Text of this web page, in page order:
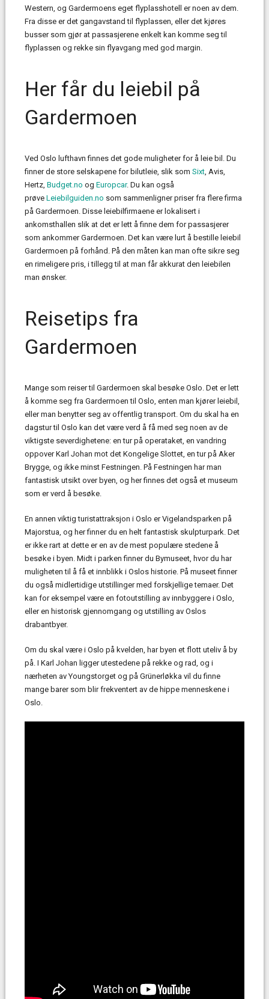
Western, og Gardermoens eget flyplasshotell er noen av dem.
Fra disse er det gangavstand til flyplassen, eller det kjøres
busser som gjør at passasjerene enkelt kan komme seg til
flyplassen og rekke sin flyavgang med god margin.
Her får du leiebil på
Gardermoen
Ved Oslo lufthavn finnes det gode muligheter for å leie bil. Du
finner de store selskapene for bilutleie, slik som Sixt, Avis,
Hertz, Budget.no og Europcar. Du kan også
prøve Leiebilguiden.no som sammenligner priser fra flere firma
på Gardermoen. Disse leiebilfirmaene er lokalisert i
ankomsthallen slik at det er lett å finne dem for passasjerer
som ankommer Gardermoen. Det kan være lurt å bestille leiebil
Gardermoen på forhånd. På den måten kan man ofte sikre seg
en rimeligere pris, i tillegg til at man får akkurat den leiebilen
man ønsker.
Reisetips fra
Gardermoen
Mange som reiser til Gardermoen skal besøke Oslo. Det er lett
å komme seg fra Gardermoen til Oslo, enten man kjører leiebil,
eller man benytter seg av offentlig transport. Om du skal ha en
dagstur til Oslo kan det være verd å få med seg noen av de
viktigste severdighetene: en tur på operataket, en vandring
oppover Karl Johan mot det Kongelige Slottet, en tur på Aker
Brygge, og ikke minst Festningen. På Festningen har man
fantastisk utsikt over byen, og her finnes det også et museum
som er verd å besøke.
En annen viktig turistattraksjon i Oslo er Vigelandsparken på
Majorstua, og her finner du en helt fantastisk skulpturpark. Det
er ikke rart at dette er en av de mest populære stedene å
besøke i byen. Midt i parken finner du Bymuseet, hvor du har
muligheten til å få et innblikk i Oslos historie. På museet finner
du også midlertidige utstillinger med forskjellige temaer. Det
kan for eksempel være en fotoutstilling av innbyggere i Oslo,
eller en historisk gjennomgang og utstilling av Oslos
drabantbyer.
Om du skal være i Oslo på kvelden, har byen et flott uteliv å by
på. I Karl Johan ligger utestedene på rekke og rad, og i
nærheten av Youngstorget og på Grünerløkka vil du finne
mange barer som blir frekventert av de hippe menneskene i
Oslo.